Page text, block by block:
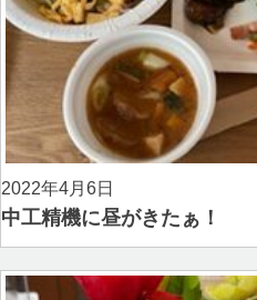
2022年4月6日
中工精機に昼がきたぁ！